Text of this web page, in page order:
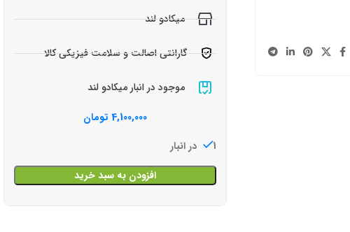
میکادو لند
گارانتی اصالت و سلامت فیزیکی کالا
موجود در انبار میکادو لند
4,100,000 تومان
1 در انبار
افزودن به سبد خرید